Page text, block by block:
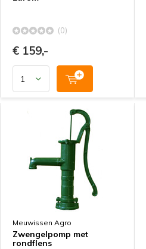
(0)
€ 159,-
Meuwissen Agro
Zwengelpomp met
rondflens